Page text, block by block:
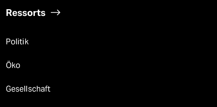
Ressorts
Politik
Öko
Gesellschaft